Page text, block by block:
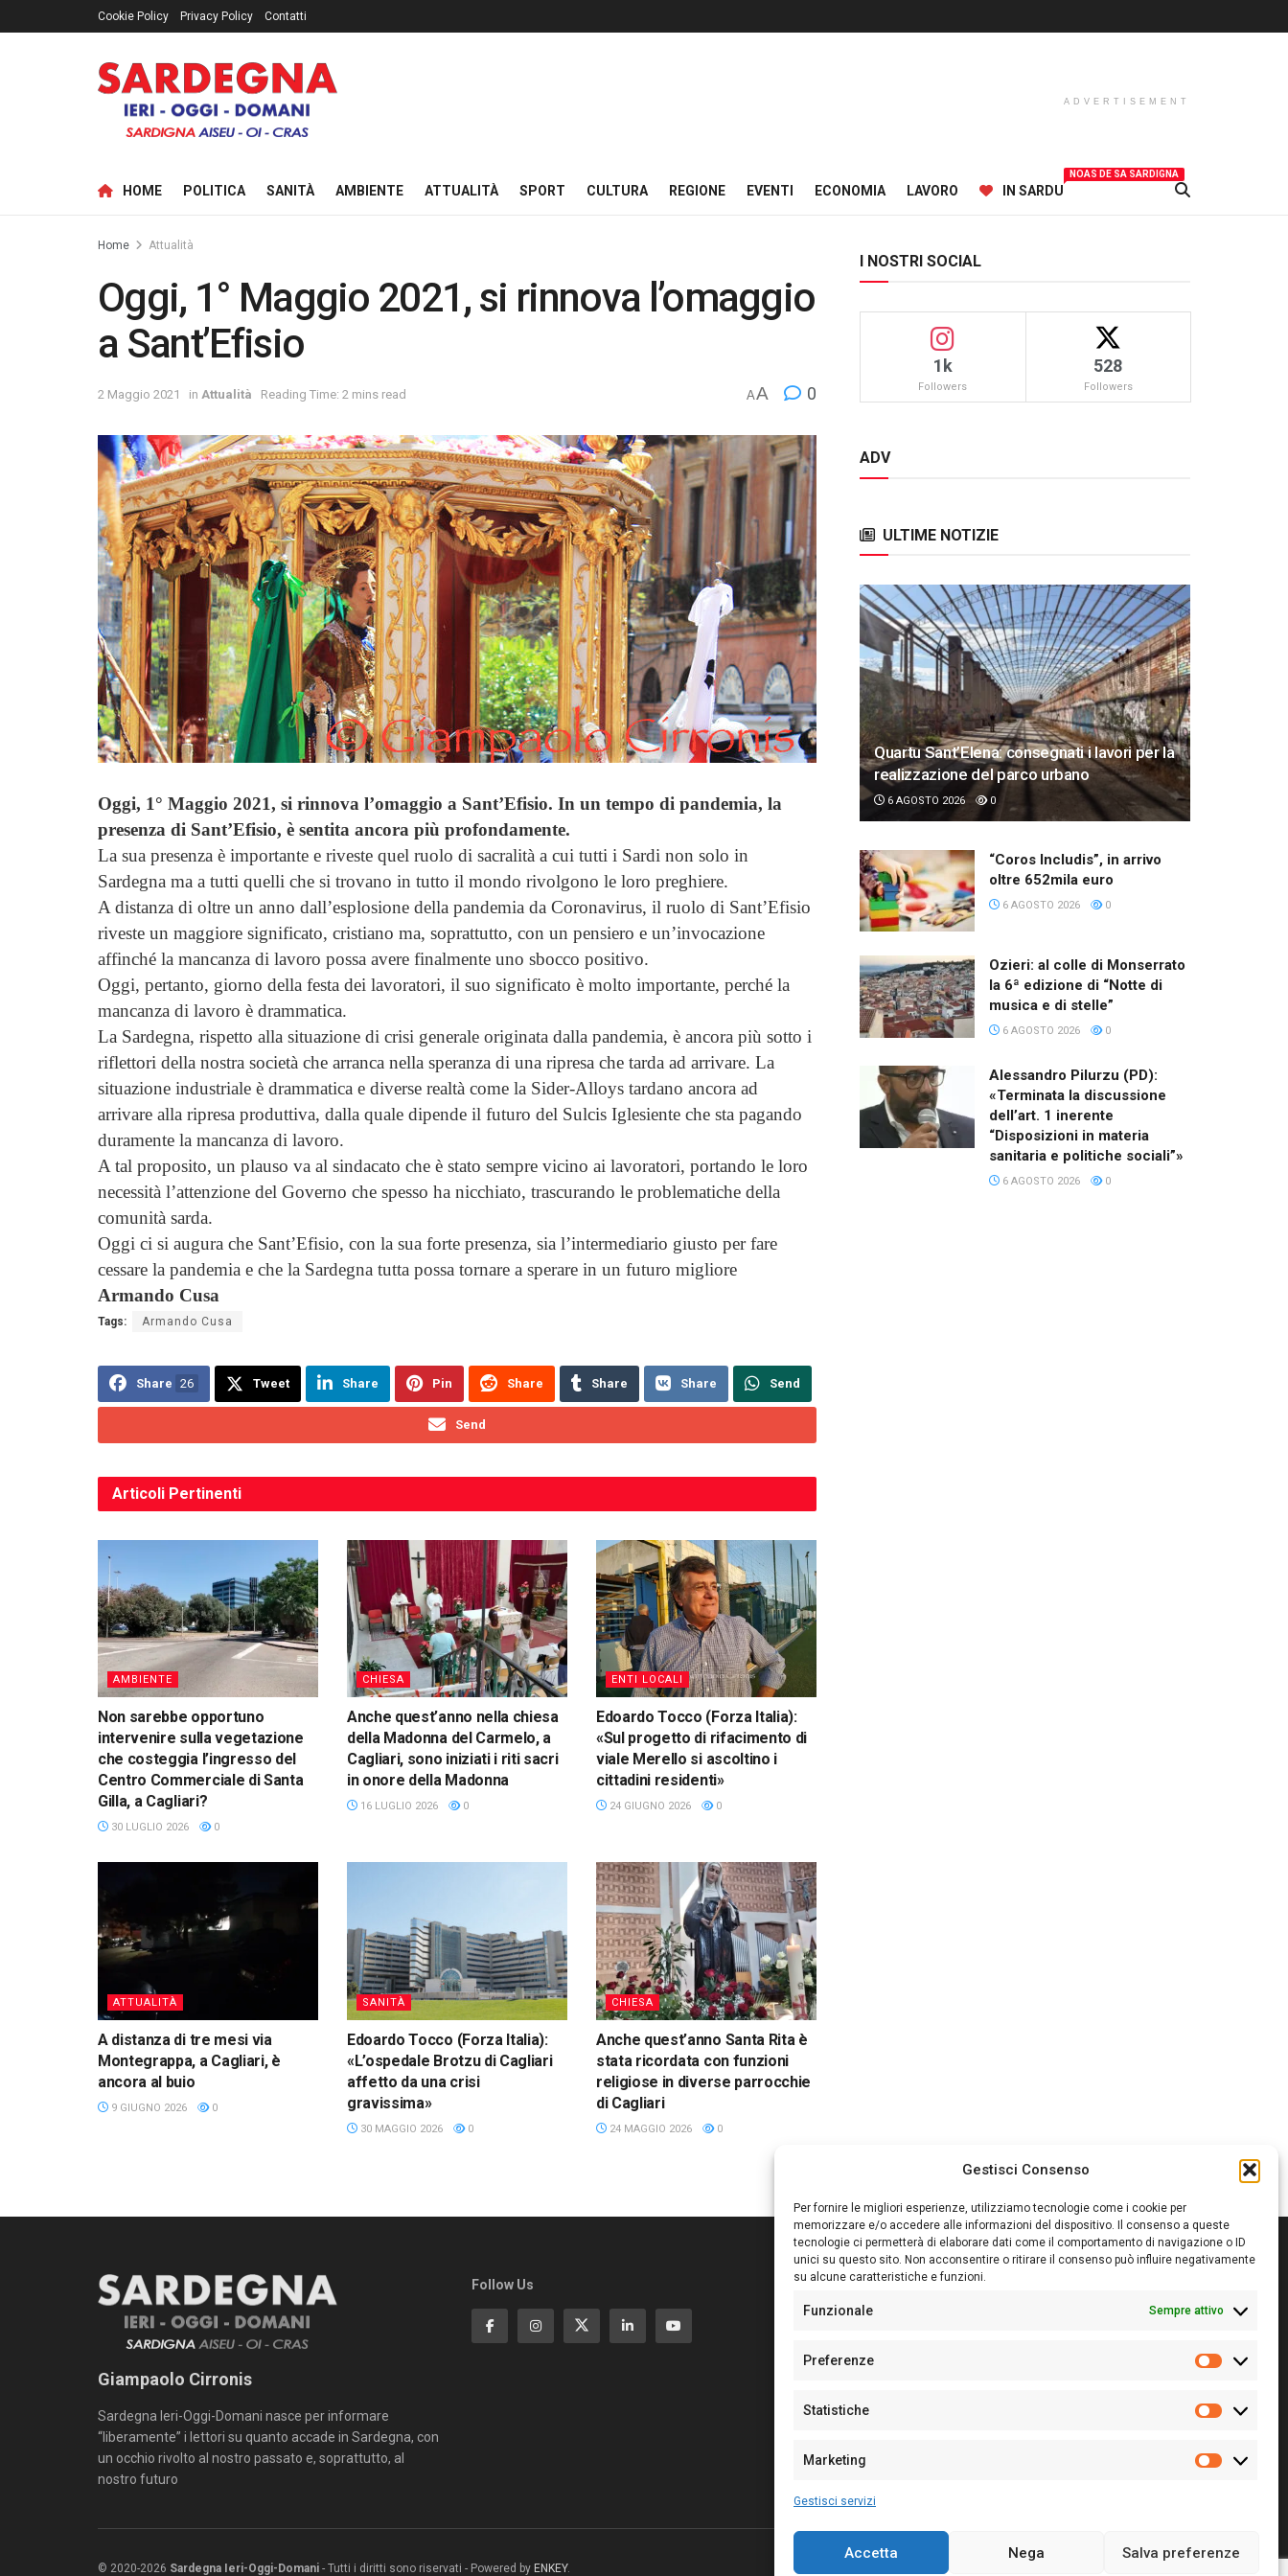
Gestisci Consenso
Per fornire le migliori esperienze, utilizziamo tecnologie come i cookie per
memorizzare e/o accedere alle informazioni del dispositivo. Il consenso a queste
tecnologie ci permetterà di elaborare dati come il comportamento di navigazione o ID
unici su questo sito. Non acconsentire o ritirare il consenso può influire negativamente
su alcune caratteristiche e funzioni.
Funzionale Sempre attivo
Preferenze
Statistiche
Statistiche
Marketing
Marketing
Gestisci servizi
Accetta Nega Salva preferenze
Cookie Policy Privacy Policy Contatti
ADVERTISEMENT
HOME POLITICA SANITÀ AMBIENTE ATTUALITÀ SPORT CULTURA REGIONE EVENTI ECONOMIA LAVORO IN SARDU
NOAS DE SA SARDIGNA
Home Attualità
Oggi, 1° Maggio 2021, si rinnova l’omaggio
a Sant’Efisio
2 Maggio 2021 in Attualità Reading Time: 2 mins read AA 0
Oggi, 1° Maggio 2021, si rinnova l’omaggio a Sant’Efisio. In un tempo di pandemia, la
presenza di Sant’Efisio, è sentita ancora più profondamente.
La sua presenza è importante e riveste quel ruolo di sacralità a cui tutti i Sardi non solo in
Sardegna ma a tutti quelli che si trovano in tutto il mondo rivolgono le loro preghiere.
A distanza di oltre un anno dall’esplosione della pandemia da Coronavirus, il ruolo di Sant’Efisio
riveste un maggiore significato, cristiano ma, soprattutto, con un pensiero e un’invocazione
affinché la mancanza di lavoro possa avere finalmente uno sbocco positivo.
Oggi, pertanto, giorno della festa dei lavoratori, il suo significato è molto importante, perché la
mancanza di lavoro è drammatica.
La Sardegna, rispetto alla situazione di crisi generale originata dalla pandemia, è ancora più sotto i
riflettori della nostra società che arranca nella speranza di una ripresa che tarda ad arrivare. La
situazione industriale è drammatica e diverse realtà come la Sider-Alloys tardano ancora ad
arrivare alla ripresa produttiva, dalla quale dipende il futuro del Sulcis Iglesiente che sta pagando
duramente la mancanza di lavoro.
A tal proposito, un plauso va al sindacato che è stato sempre vicino ai lavoratori, portando le loro
necessità l’attenzione del Governo che spesso ha nicchiato, trascurando le problematiche della
comunità sarda.
Oggi ci si augura che Sant’Efisio, con la sua forte presenza, sia l’intermediario giusto per fare
cessare la pandemia e che la Sardegna tutta possa tornare a sperare in un futuro migliore
Armando Cusa
Tags: Armando Cusa
Share 26 Tweet Share Pin Share Share Share Send
Send
Articoli Pertinenti
AMBIENTE
Non sarebbe opportuno
intervenire sulla vegetazione
che costeggia l’ingresso del
Centro Commerciale di Santa
Gilla, a Cagliari?
30 LUGLIO 2026 0
CHIESA
Anche quest’anno nella chiesa
della Madonna del Carmelo, a
Cagliari, sono iniziati i riti sacri
in onore della Madonna
16 LUGLIO 2026 0
ENTI LOCALI
Edoardo Tocco (Forza Italia):
«Sul progetto di rifacimento di
viale Merello si ascoltino i
cittadini residenti»
24 GIUGNO 2026 0
ATTUALITÀ
A distanza di tre mesi via
Montegrappa, a Cagliari, è
ancora al buio
9 GIUGNO 2026 0
SANITÀ
Edoardo Tocco (Forza Italia):
«L’ospedale Brotzu di Cagliari
affetto da una crisi
gravissima»
30 MAGGIO 2026 0
CHIESA
Anche quest’anno Santa Rita è
stata ricordata con funzioni
religiose in diverse parrocchie
di Cagliari
24 MAGGIO 2026 0
I NOSTRI SOCIAL
1k
Followers
528
Followers
ADV
ULTIME NOTIZIE
Quartu Sant’Elena: consegnati i lavori per la
realizzazione del parco urbano
6 AGOSTO 2026 0
“Coros Includis”, in arrivo
oltre 652mila euro
6 AGOSTO 2026 0
Ozieri: al colle di Monserrato
la 6ª edizione di “Notte di
musica e di stelle”
6 AGOSTO 2026 0
Alessandro Pilurzu (PD):
«Terminata la discussione
dell’art. 1 inerente
“Disposizioni in materia
sanitaria e politiche sociali”»
6 AGOSTO 2026 0
Giampaolo Cirronis
Sardegna Ieri-Oggi-Domani nasce per informare
“liberamente” i lettori su quanto accade in Sardegna, con
un occhio rivolto al nostro passato e, soprattutto, al
nostro futuro
Follow Us Editore:Giampaolo Cirronis Ditta individuale
Sede:
N° di iscrizione al ROC:
N° 128/2020 del 10/02/2020
Per la Pubblicità:
© 2020-2026 Sardegna Ieri-Oggi-Domani - Tutti i diritti sono riservati - Powered by ENKEY.